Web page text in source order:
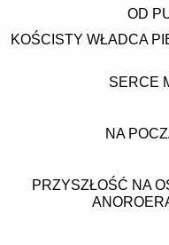
OD
KOŚCISTY WŁADCA
SERCE
NA
PRZYSZŁOŚĆ NA